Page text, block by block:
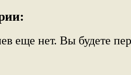
еще нет. Вы будете